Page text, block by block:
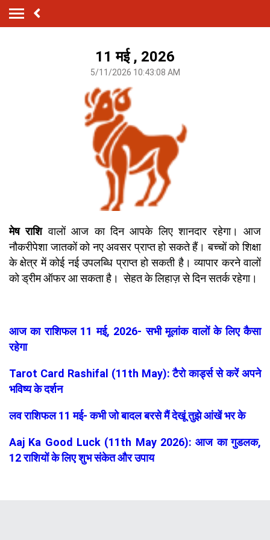
11 मई , 2026
5/11/2026 10:43:08 AM
मेष राशिवालों आज का दिन आपके लिए शानदार रहेगा। आज
नौकरीपेशा जातकों को नए अवसर प्राप्त हो सकते हैं। बच्चों को शिक्षा
के क्षेत्र में कोई नई उपलब्धि प्राप्त हो सकती है। व्यापार करने वालों
को ड्रीम ऑफर आ सकता है। सेहत के लिहाज़ से दिन सतर्क रहेगा।
आज का राशिफल 11 मई, 2026- सभी मूलांक वालों के लिए कैसा
रहेगा
Tarot Card Rashifal (11th May): टैरो कार्ड्स से करें अपने
भविष्य के दर्शन
लव राशिफल 11 मई- कभी जो बादल बरसे मैं देखूं तुझे आंखें भर के
Aaj Ka Good Luck (11th May 2026): आज का गुडलक,
12 राशियों के लिए शुभ संकेत और उपाय